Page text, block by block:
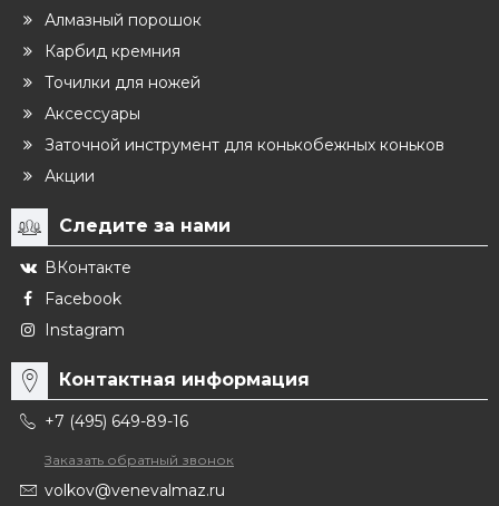
Алмазный порошок
Карбид кремния
Точилки для ножей
Аксессуары
Заточной инструмент для конькобежных коньков
Акции
Следите за нами
ВКонтакте
Facebook
Instagram
Контактная информация
+7 (495) 649-89-16
Заказать обратный звонок
volkov@venevalmaz.ru